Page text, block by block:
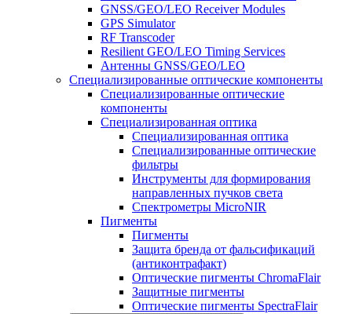
GNSS/GEO/LEO Receiver Modules
GPS Simulator
RF Transcoder
Resilient GEO/LEO Timing Services
Антенны GNSS/GEO/LEO
Специализированные оптические компоненты
Специализированные оптические
компоненты
Специализированная оптика
Специализированная оптика
Специализированные оптические
фильтры
Инструменты для формирования
направленных пучков света
Спектрометры MicroNIR
Пигменты
Пигменты
Защита бренда от фальсификаций
(антиконтрафакт)
Оптические пигменты ChromaFlair
Защитные пигменты
Оптические пигменты SpectraFlair